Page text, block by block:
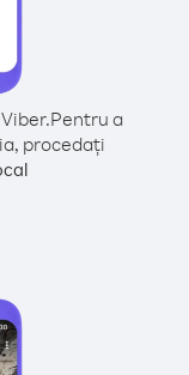
Pentru a
procedați